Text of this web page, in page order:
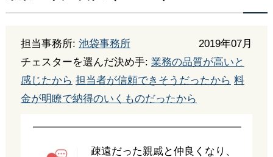
担当事務所: 池袋事務所
2019年07月
チェスターを選んだ決め手: 業務の品質が高いと
感じたから 担当者が信頼できそうだったから 料
金が明瞭で納得のいくものだったから
疎遠だった親戚と仲良くなり、